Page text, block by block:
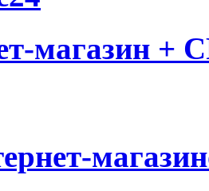
магазин +